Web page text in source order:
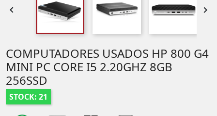
 
COMPUTADORES USADOS HP 800 G4
MINI PC CORE I5 2.20GHZ 8GB
256SSD
STOCK: 21